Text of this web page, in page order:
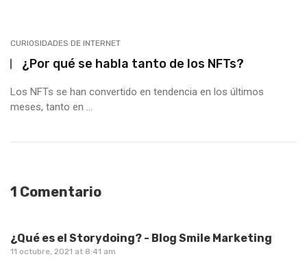
CURIOSIDADES DE INTERNET
¿Por qué se habla tanto de los NFTs?
Los NFTs se han convertido en tendencia en los últimos
meses, tanto en ...
1 Comentario
¿Qué es el Storydoing? - Blog Smile Marketing
11 octubre, 2021 at 8:41 am